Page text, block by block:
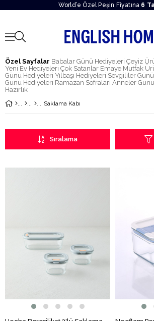
World’e Özel Peşin Fiyatına 6
Özel Sayfalar Babalar Günü Hediyeleri Çeyiz
Yeni Ev Hediyeleri Çok Satanlar Emaye Mutfak
Günü Hediyeleri Yılbaşı Hediyeleri Sevgililer
Günü Hediyeleri Ramazan Sofraları Anneler
Hazırlık
Saklama Kabı
Sıralama